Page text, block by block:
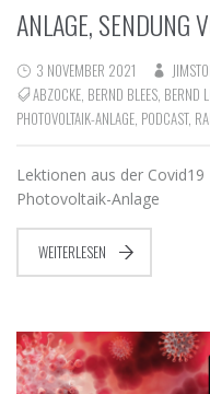
ANLAGE, SENDUNG
3 NOVEMBER 2021
ABZOCKE, BERND BLEES, BERND
PHOTOVOLTAIK-ANLAGE, PODCAST,
Lektionen aus der
Photovoltaik-Anlage
WEITERLESEN